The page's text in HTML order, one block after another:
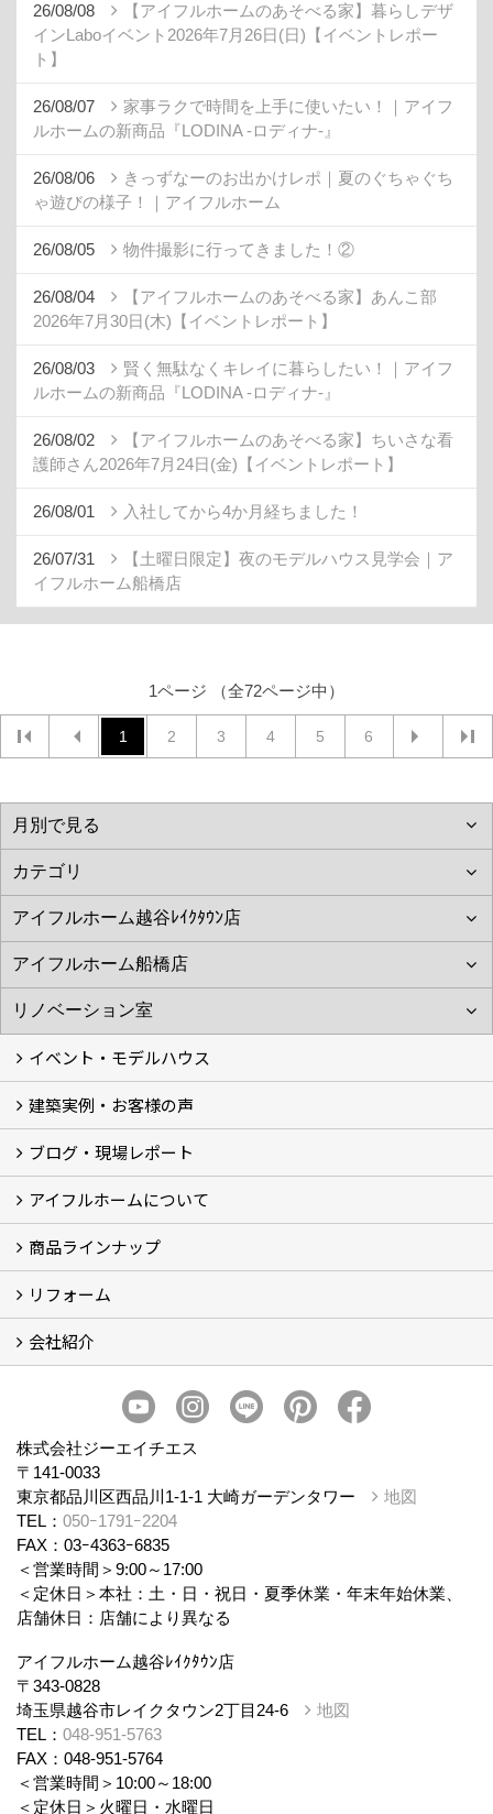
26/08/08
【アイフルホームのあそべる家】暮らしデザ
インLaboイベント2026年7月26日(日)【イベントレポー
ト】
26/08/07
家事ラクで時間を上手に使いたい！｜アイフ
ルホームの新商品『LODINA -ロディナ-』
26/08/06
きっずなーのお出かけレポ｜夏のぐちゃぐち
ゃ遊びの様子！｜アイフルホーム
26/08/05 物件撮影に行ってきました！②
26/08/04
【アイフルホームのあそべる家】あんこ部
2026年7月30日(木)【イベントレポート】
26/08/03
賢く無駄なくキレイに暮らしたい！｜アイフ
ルホームの新商品『LODINA -ロディナ-』
26/08/02
【アイフルホームのあそべる家】ちいさな看
護師さん2026年7月24日(金)【イベントレポート】
26/08/01 入社してから4か月経ちました！
26/07/31
【土曜日限定】夜のモデルハウス見学会｜ア
イフルホーム船橋店
1ページ （全72ページ中）
1 2 3 4 5 6
イベント・モデルハウス
イベント
モデルハウス見学
建築実例・お客様の声
建築実例
お客様の声
ブログ・現場レポート
ブログ
現場レポート
アイフルホームについて
アイフルホームについて (5)
商品ラインナップ
商品ラインナップ
リフォーム
まるごと断熱リフォーム
イベント情報
施工事例
会社紹介
スタッフ紹介
個人情報保護方針
株式会社ジーエイチエス
〒141-0033
東京都品川区西品川1-1-1 大崎ガーデンタワー
地図
TEL： 050ｰ1791ｰ2204
FAX：03ｰ4363ｰ6835
＜営業時間＞9:00～17:00
＜定休日＞本社：土・日・祝日・夏季休業・年末年始休業、
店舗休日：店舗により異なる
アイフルホーム越谷ﾚｲｸﾀｳﾝ店
〒343-0828
埼玉県越谷市レイクタウン2丁目24-6
地図
TEL： 048-951-5763
FAX：048-951-5764
＜営業時間＞10:00～18:00
＜定休日＞火曜日・水曜日